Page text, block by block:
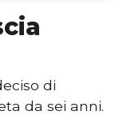
di
da sei anni.